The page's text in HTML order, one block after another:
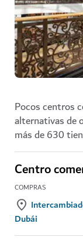
Pocos centros
alternativas de
más de 630
Centro
COMPRAS
Dubái